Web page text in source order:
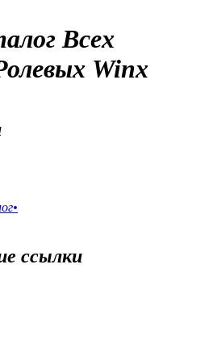
Всех
Winx
ссылки